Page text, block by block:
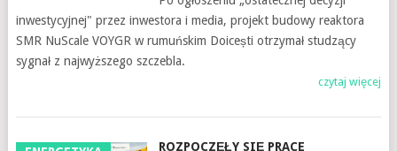
inwestycyjnej" przez inwestora i media, projekt budowy reaktora
SMR NuScale VOYGR w rumuńskim Doicești otrzymał studzący
sygnał z najwyższego szczebla.
czytaj więcej
ROZPOCZĘŁY SIĘ PRACE